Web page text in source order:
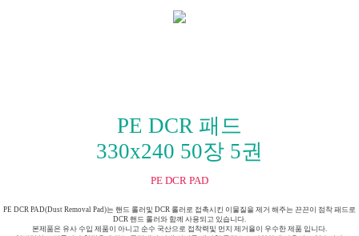
PE DCR 패드
330x240 50장 5권
PE DCR PAD
PE DCR PAD(Dust Removal Pad)는 핸드 롤러및 DCR 롤러로 접촉시킨 이물질을 제거 해주는 끈끈이 점착 패드로
DCR 핸드 롤러와 함께 사용되고 있습니다.
본제품은 유사 수입 제품이 아니고 순수 국산으로 접착력및 먼지 제거율이 우수한 제품 입니다.